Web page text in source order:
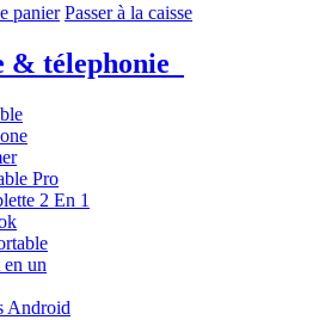
panier Passer à la caisse
télephonie
Pro
2 En 1
un
Android